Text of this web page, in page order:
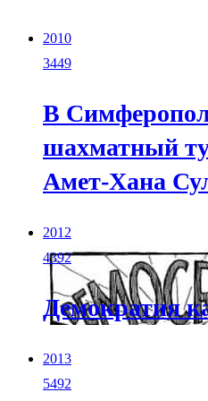
2010
3449
В
шахматный
Амет-Хана
2012
4392
Демократия
2013
5492